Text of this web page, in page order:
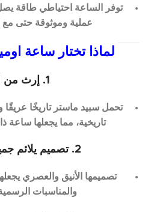
عملية وموثوقة حتى مع
لماذا تختار ساعة
1. إرث من التميز
تحمل سبيد ماستر تاريخًا عريقًا
تاريخية، مما يجعلها ساعة
2. تصميم يلائم جميع المناسبات
تصميمها الأنيق والعصري
والمناسبات